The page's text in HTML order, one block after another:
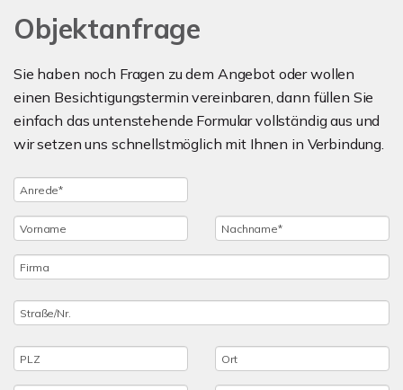
Objektanfrage
Sie haben noch Fragen zu dem Angebot oder wollen
einen Besichtigungstermin vereinbaren, dann füllen Sie
einfach das untenstehende Formular vollständig aus und
wir setzen uns schnellstmöglich mit Ihnen in Verbindung.